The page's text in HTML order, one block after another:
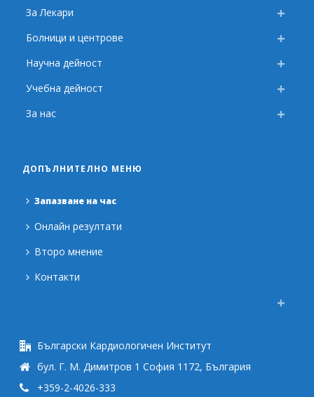
За Лекари
Болници и центрове
Научна дейност
Учебна дейност
За нас
ДОПЪЛНИТЕЛНО МЕНЮ
Запазване на час
Онлайн резултати
Второ мнение
Контакти
Български Кардиологичен Институт
бул. Г. М. Димитров 1 София 1172, България
+359-2-4026-333